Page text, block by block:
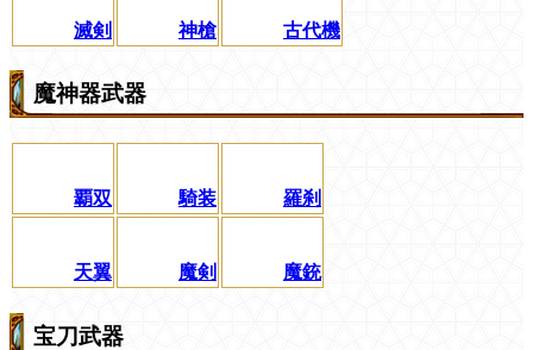
滅剣 神槍 古代機
魔神器武器
覇双 騎装 羅刹
天翼 魔剣 魔銃
宝刀武器